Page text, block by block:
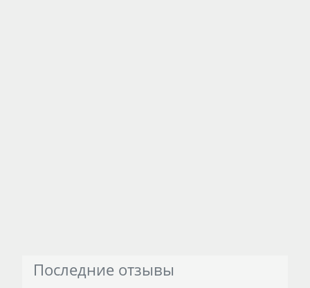
Последние отзывы